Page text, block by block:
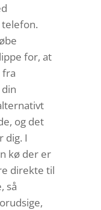
for, at
og det
dig. I
kø der er
direkte til
så